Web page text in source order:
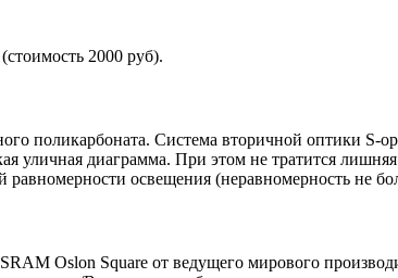
2000 руб).
поликарбоната. Система вторичной оптики S-
уличная диаграмма. При этом не тратится
равномерности освещения (неравномерность не
Oslon Square от ведущего мирового